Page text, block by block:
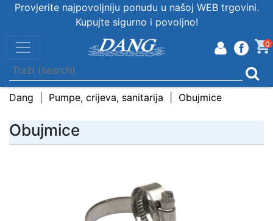
Provjerite najpovoljniju ponudu u našoj WEB trgovini.
Kupujte sigurno i povoljno!
0
Dang Pumpe, crijeva, sanitarija Obujmice
Obujmice